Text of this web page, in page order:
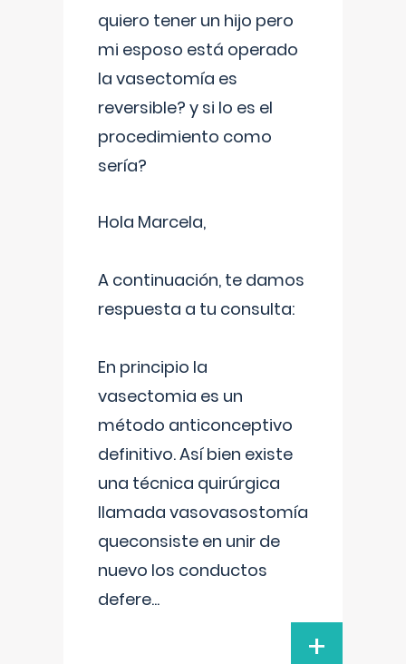
quiero tener un hijo pero
mi esposo está operado
la vasectomía es
reversible? y si lo es el
procedimiento como
sería?
Hola Marcela,
A continuación, te damos
respuesta a tu consulta:
En principio la
vasectomia es un
método anticonceptivo
definitivo. Así bien existe
una técnica quirúrgica
llamada vasovasostomía
queconsiste en unir de
nuevo los conductos
defere...
+